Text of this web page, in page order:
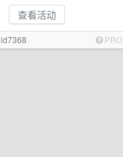
查看活动
id7368 PRO